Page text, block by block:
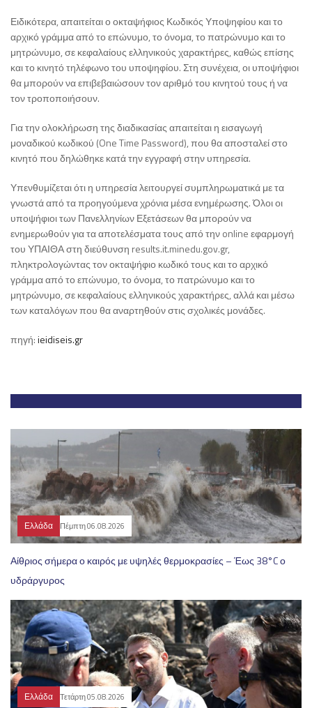
Ειδικότερα, απαιτείται ο οκταψήφιος Κωδικός Υποψηφίου και το
αρχικό γράμμα από το επώνυμο, το όνομα, το πατρώνυμο και το
μητρώνυμο, σε κεφαλαίους ελληνικούς χαρακτήρες, καθώς επίσης
και το κινητό τηλέφωνο του υποψηφίου. Στη συνέχεια, οι υποψήφιοι
θα μπορούν να επιβεβαιώσουν τον αριθμό του κινητού τους ή να
τον τροποποιήσουν.
Για την ολοκλήρωση της διαδικασίας απαιτείται η εισαγωγή
μοναδικού κωδικού (One Time Password), που θα αποσταλεί στο
κινητό που δηλώθηκε κατά την εγγραφή στην υπηρεσία.
Υπενθυμίζεται ότι η υπηρεσία λειτουργεί συμπληρωματικά με τα
γνωστά από τα προηγούμενα χρόνια μέσα ενημέρωσης. Όλοι οι
υποψήφιοι των Πανελληνίων Εξετάσεων θα μπορούν να
ενημερωθούν για τα αποτελέσματα τους από την online εφαρμογή
του ΥΠΑΙΘΑ στη διεύθυνση results.it.minedu.gov.gr,
πληκτρολογώντας τον οκταψήφιο κωδικό τους και το αρχικό
γράμμα από το επώνυμο, το όνομα, το πατρώνυμο και το
μητρώνυμο, σε κεφαλαίους ελληνικούς χαρακτήρες, αλλά και μέσω
των καταλόγων που θα αναρτηθούν στις σχολικές μονάδες.
πηγή:ieidiseis.gr
Ελλάδα Πέμπτη 06.08.2026
Αίθριος σήμερα ο καιρός με υψηλές θερμοκρασίες – Έως 38°C ο
υδράργυρος
Ελλάδα Τετάρτη 05.08.2026